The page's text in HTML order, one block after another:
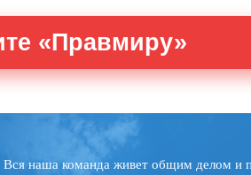
«Правмиру»
наша команда живет общим делом и